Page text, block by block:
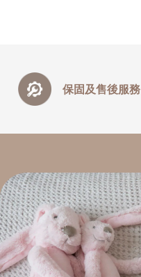
保固及售後服務